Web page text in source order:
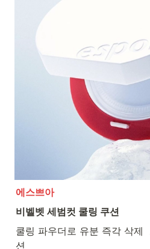
에스쁘아
비벨벳 세범컷 쿨링 쿠션
쿨링 파우더로 유분 즉각 삭제
션